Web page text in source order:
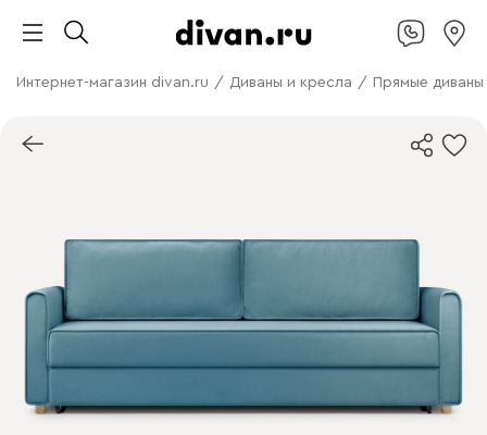
Интернет-магазин divan.ru / Диваны и кресла / Прямые диваны